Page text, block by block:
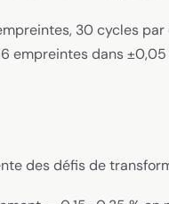
30 cycles
empreintes dans
des défis de